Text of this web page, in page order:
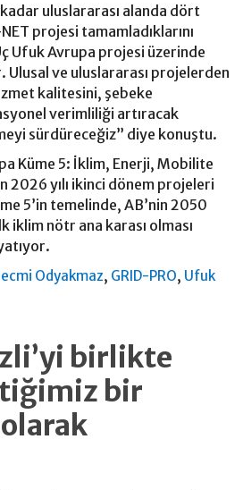
uluslararası alanda dört
projesi tamamladıklarını
Ufuk Avrupa projesi üzerinde
Ulusal ve uluslararası projelerden
kalitesini, şebeke
verimliliği artıracak
sürdüreceğiz” diye konuştu.
Küme 5: İklim, Enerji, Mobilite
2026 yılı ikinci dönem projeleri
5’in temelinde, AB’nin 2050
iklim nötr ana karası olması
Odyakmaz, GRID-PRO, Ufuk
birlikte
bir